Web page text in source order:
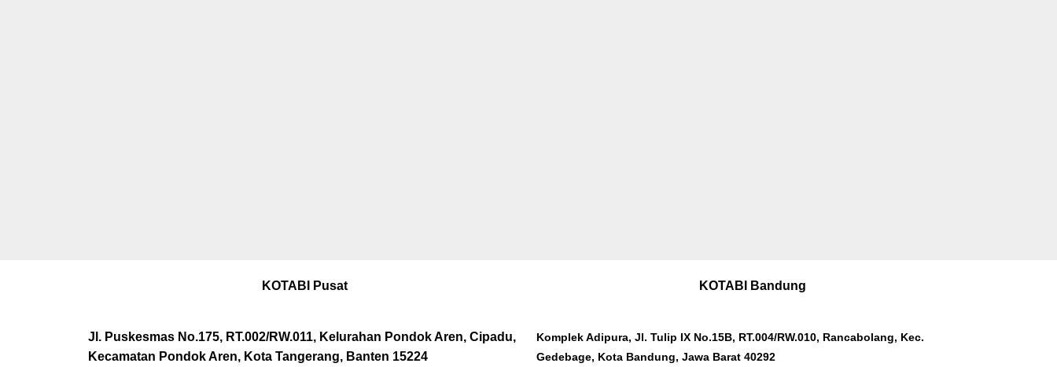
KOTABI Pusat
Jl. Puskesmas No.175, RT.002/RW.011, Kelurahan Pondok Aren, Cipadu,
Kecamatan Pondok Aren, Kota Tangerang, Banten 15224
KOTABI Bandung
Komplek Adipura, Jl. Tulip IX No.15B, RT.004/RW.010, Rancabolang, Kec.
Gedebage, Kota Bandung, Jawa Barat 40292